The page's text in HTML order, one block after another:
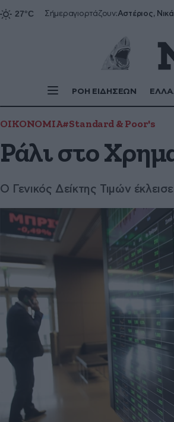
Σήμεραγιορτάζουν:Αστέριος,
ΡΟΗ ΕΙΔΗΣΕΩΝ
ΟΙΚΟΝΟΜΙΑ#Standard & Poor's
Ράλι στο
O Γενικός Δείκτης Τιμών